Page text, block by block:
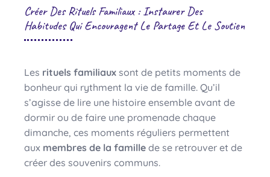
Créer Des Rituels Familiaux : Instaurer Des
Habitudes Qui Encouragent Le Partage Et Le Soutien
Les rituels familiaux sont de petits moments de
bonheur qui rythment la vie de famille. Qu’il
s’agisse de lire une histoire ensemble avant de
dormir ou de faire une promenade chaque
dimanche, ces moments réguliers permettent
aux membres de la famille de se retrouver et de
créer des souvenirs communs.